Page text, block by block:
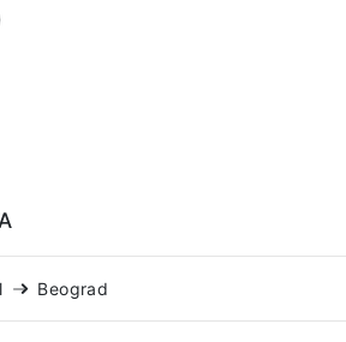
Beograd